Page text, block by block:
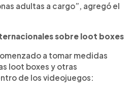
adultas a cargo”, agregó el
sobre loot boxes
a tomar medidas
loot boxes y otras
de los videojuegos: